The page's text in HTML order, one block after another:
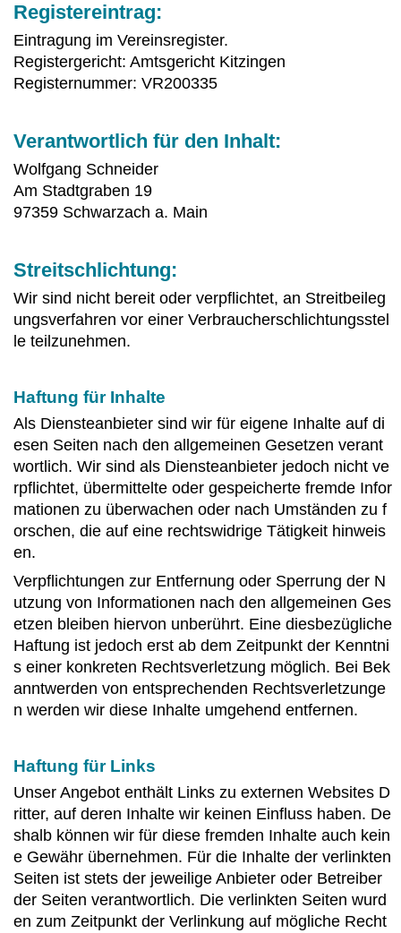
Registereintrag:
Eintragung im Vereinsregister.
Registergericht: Amtsgericht Kitzingen
Registernummer: VR200335
Verantwortlich für den Inhalt:
Wolfgang Schneider
Am Stadtgraben 19
97359 Schwarzach a. Main
Streitschlichtung:
Wir sind nicht bereit oder verpflichtet, an Streitbeileg
ungsverfahren vor einer Verbraucherschlichtungsstel
le teilzunehmen.
Haftung für Inhalte
Als Diensteanbieter sind wir für eigene Inhalte auf di
esen Seiten nach den allgemeinen Gesetzen verant
wortlich. Wir sind als Diensteanbieter jedoch nicht ve
rpflichtet, übermittelte oder gespeicherte fremde Infor
mationen zu überwachen oder nach Umständen zu f
orschen, die auf eine rechtswidrige Tätigkeit hinweis
en.
Verpflichtungen zur Entfernung oder Sperrung der N
utzung von Informationen nach den allgemeinen Ges
etzen bleiben hiervon unberührt. Eine diesbezügliche
Haftung ist jedoch erst ab dem Zeitpunkt der Kenntni
s einer konkreten Rechtsverletzung möglich. Bei Bek
anntwerden von entsprechenden Rechtsverletzunge
n werden wir diese Inhalte umgehend entfernen.
Haftung für Links
Unser Angebot enthält Links zu externen Websites D
ritter, auf deren Inhalte wir keinen Einfluss haben. De
shalb können wir für diese fremden Inhalte auch kein
e Gewähr übernehmen. Für die Inhalte der verlinkten
Seiten ist stets der jeweilige Anbieter oder Betreiber
der Seiten verantwortlich. Die verlinkten Seiten wurd
en zum Zeitpunkt der Verlinkung auf mögliche Recht